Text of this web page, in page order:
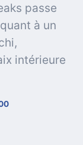
passe
à un
intérieure